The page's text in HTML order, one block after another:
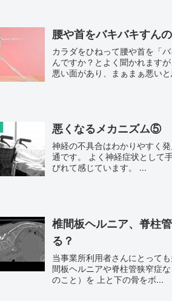
腰や首をバキバキすん
カラダをひねって腰や首を「バキバキ」 誰もが経験があると思います
んですか？とよく聞かれますが、 今回はそういう話ではありませんが 完結に答える
悪い面があり、まぁまぁ悪い
悪くなるメカニズム⑤
神経の不具合はわかりやすく発見できる
通です。 よく神経症状として手のしびれや、坐骨神経痛などあります。 これらは感覚神経がし
びれて感じています。 ...
椎間板ヘルニア、脊柱
る？
当事業所利用者さんにとっても多い、背骨の固
間板ヘルニアや脊柱管狭窄症など、損傷された 椎間板や椎
のこと）を 上と下の骨をボ...